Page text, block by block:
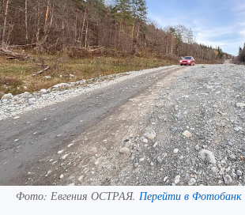
Фото: Евгения ОСТРАЯ. Перейти в